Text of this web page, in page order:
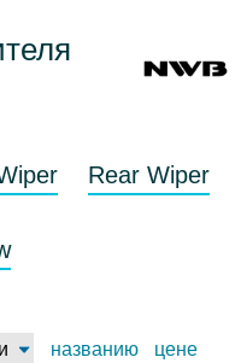
Rear Wiper
названию цене